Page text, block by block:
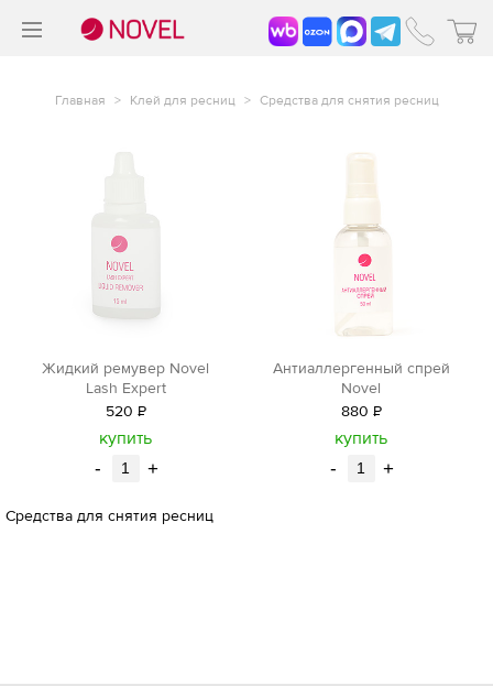
Главная > Клей для ресниц > Средства для снятия ресниц
Жидкий ремувер Novel
Lash Expert
520 Р
уб.
купить
- +
Антиаллергенный спрей
Novel
880 Р
уб.
купить
- +
Средства для снятия ресниц